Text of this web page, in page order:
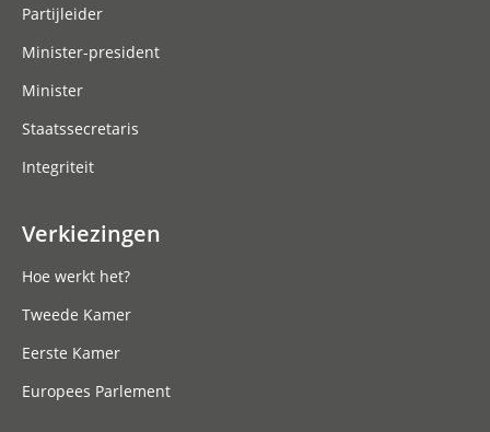
Partijleider
Minister-president
Minister
Staatssecretaris
Integriteit
Verkiezingen
Hoe werkt het?
Tweede Kamer
Eerste Kamer
Europees Parlement